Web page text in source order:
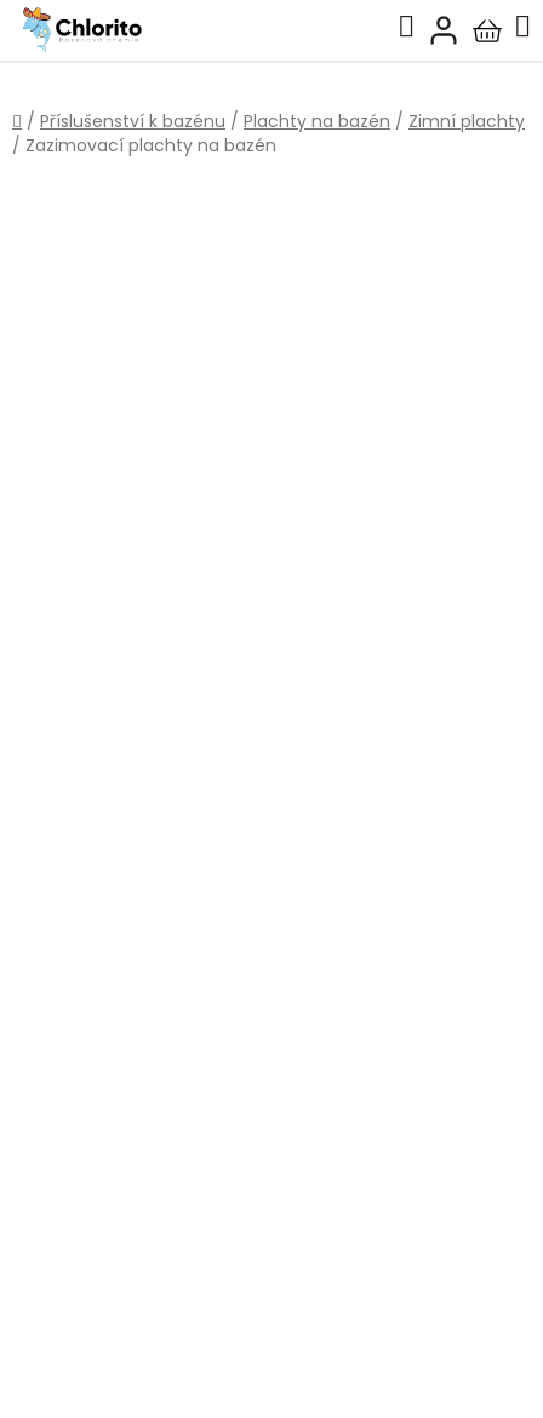
Přejít
obsah
Hledat
košík
Domů
/ Příslušenství k bazénu / Plachty na bazén / Zimní plachty
/ Zazimovací plachty na bazén